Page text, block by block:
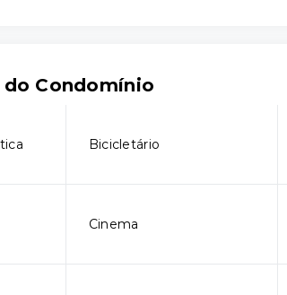
Condomínio
Bicicletário
Cinema